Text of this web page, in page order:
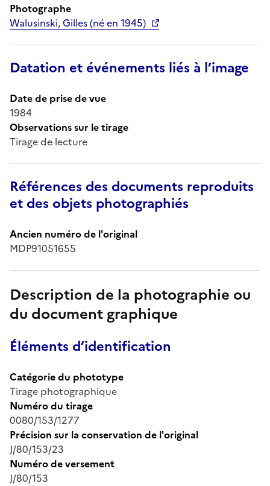
Photographe
Walusinski, Gilles (né en 1945)
Datation et événements liés à l’image
Date de prise de vue
1984
Observations sur le tirage
Tirage de lecture
Références des documents reproduits
et des objets photographiés
Ancien numéro de l'original
MDP91051655
Description de la photographie ou
du document graphique
Éléments d’identification
Catégorie du phototype
Tirage photographique
Numéro du tirage
0080/153/1277
Précision sur la conservation de l'original
J/80/153/23
Numéro de versement
J/80/153